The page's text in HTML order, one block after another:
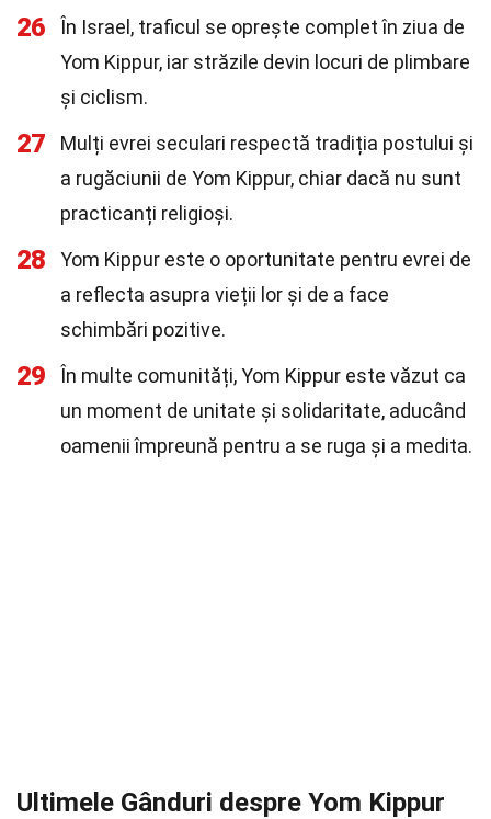
26
În Israel, traficul se oprește complet în ziua de
Yom Kippur, iar străzile devin locuri de plimbare
și ciclism.
27
Mulți evrei seculari respectă tradiția postului și
a rugăciunii de Yom Kippur, chiar dacă nu sunt
practicanți religioși.
28
Yom Kippur este o oportunitate pentru evrei de
a reflecta asupra vieții lor și de a face
schimbări pozitive.
29
În multe comunități, Yom Kippur este văzut ca
un moment de unitate și solidaritate, aducând
oamenii împreună pentru a se ruga și a medita.
Ultimele Gânduri despre Yom Kippur